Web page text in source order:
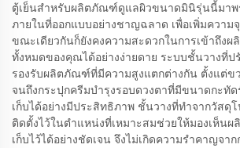
ตู้เย็นสำหรับผลิตภัณฑ์ดูแลผิวขนาดมินิรุ่นนี้มาพ
ภายในที่ออกแบบอย่างชาญฉลาด เพื่อเพิ่มความ
ขณะเดียวกันก็ยังคงความสะดวกในการเข้าถึง
ทั้งหมดของคุณได้อย่างง่ายดาย ระบบชั้นวางที่ป
รองรับผลิตภัณฑ์ที่มีความสูงแตกต่างกัน ตั้งแต่ข
จนถึงกระปุกครีมบำรุงรอบดวงตาที่มีขนาดกะทั
เก็บได้อย่างมีประสิทธิภาพ ชั้นวางที่ทำจากวัสดุ
ติดตั้งไว้ในตำแหน่งที่เหมาะสมช่วยให้มองเห็น
เก็บไว้ได้อย่างชัดเจน จึงไม่เกิดความรำคาญจา